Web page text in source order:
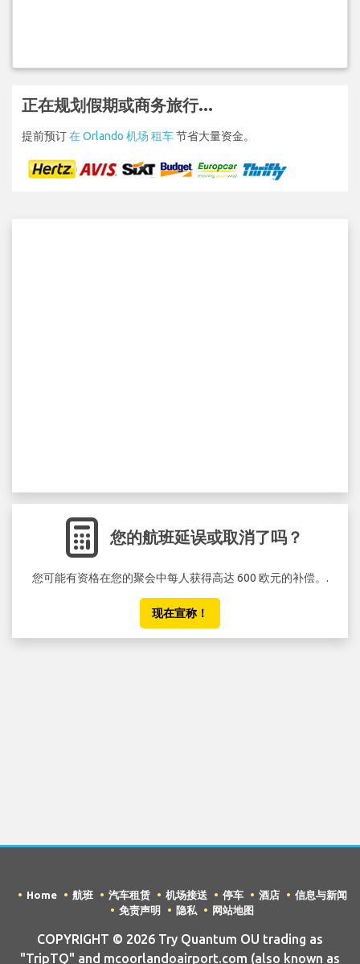
正在规划假期或商务旅行...
提前预订在 Orlando 机场 租车节省大量资金。
您的航班延误或取消了吗？
您可能有资格在您的聚会中每人获得高达 600 欧元的补偿。.
现在宣称！
Home 航班 汽车租赁 机场接送 停车 酒店
信息与新闻
免责声明
隐私 网站地图
COPYRIGHT © 2026 Try Quantum OU trading as
"TripTQ" and mcoorlandoairport.com (also known as